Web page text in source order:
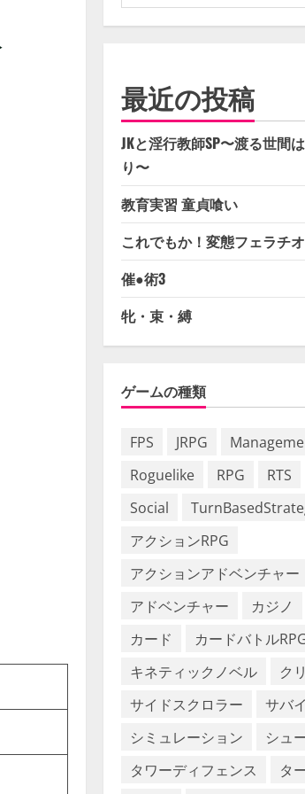
索:
最近の投稿
JKと淫行教師SP〜渡る世間
り〜
教育実習 童貞喰い
これでもか！変態フェラチ
催●術3
牝・束・縛
ゲームの種類
FPS JRPG
Roguelike
RPG RTS
Social
アクションRPG
アクションアドベンチャー
アドベンチャー
カジノ
カード
カードバトル
キネティックノベル
ク
サイドスクロラー
サバ
シミュレーション
シュ
タワーディフェンス
タ